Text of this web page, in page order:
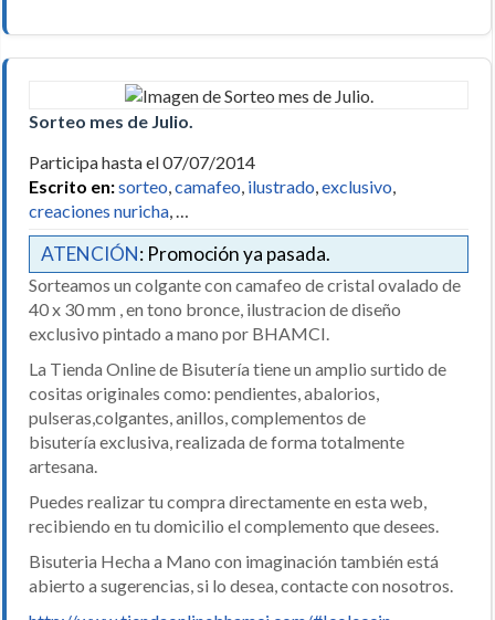
Sorteo mes de Julio.
Participa hasta el 07/07/2014
Escrito en:sorteo,camafeo, ilustrado,exclusivo,
creaciones nuricha, …
ATENCIÓN: Promoción ya pasada.
Sorteamos un colgante con camafeo de cristal ovalado de
40 x 30 mm , en tono bronce, ilustracion de diseño
exclusivo pintado a mano por BHAMCI.
La Tienda Online de Bisutería tiene un amplio surtido de
cositas originales como: pendientes, abalorios,
pulseras,colgantes, anillos, complementos de
bisutería exclusiva, realizada de forma totalmente
artesana.
Puedes realizar tu compra directamente en esta web,
recibiendo en tu domicilio el complemento que desees.
Bisuteria Hecha a Mano con imaginación también está
abierto a sugerencias, si lo desea, contacte con nosotros.